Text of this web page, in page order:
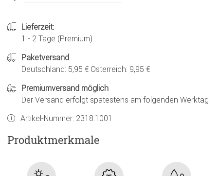
Lieferzeit:
1 - 2 Tage (Premium)
Paketversand
Deutschland: 5,95 € Österreich: 9,95 €
Premiumversand möglich
Der Versand erfolgt spätestens am folgenden Werktag
Artikel-Nummer: 2318.1001
Produktmerkmale